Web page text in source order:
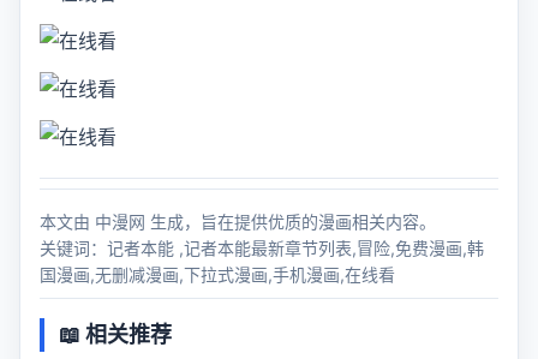
本文由 中漫网 生成，旨在提供优质的漫画相关内容。
关键词：记者本能 ,记者本能最新章节列表,冒险,免费漫画,韩
国漫画,无删减漫画,下拉式漫画,手机漫画,在线看
📖 相关推荐